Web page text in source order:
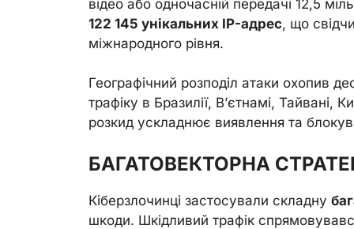
відео або одночасній передачі 12,5
122 145 унікальних IP-адрес, що
міжнародного рівня.
Географічний розподіл атаки охопив
трафіку в Бразилії, В’єтнамі, Тайвані,
розкид ускладнює виявлення та
БАГАТОВЕКТОРНА
Кіберзлочинці застосували складну
шкоди. Шкідливий трафік